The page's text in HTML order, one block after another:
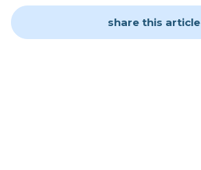
share this article